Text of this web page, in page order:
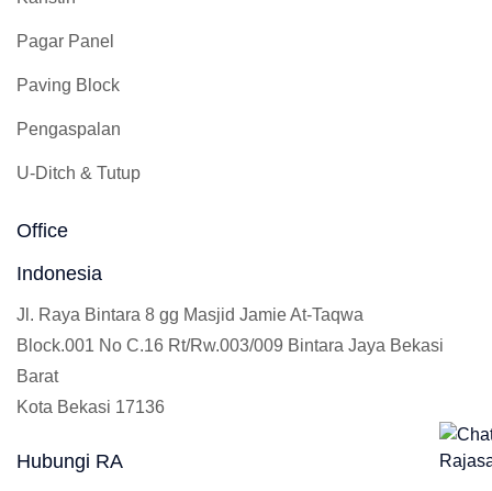
Pagar Panel
Paving Block
Pengaspalan
U-Ditch & Tutup
Office
Indonesia
Jl. Raya Bintara 8 gg Masjid Jamie At-Taqwa
Block.001 No C.16 Rt/Rw.003/009 Bintara Jaya Bekasi
Barat
Kota Bekasi 17136
Hubungi RA